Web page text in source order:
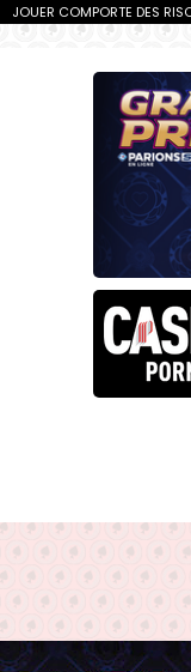
JOUER COMPORTE DES